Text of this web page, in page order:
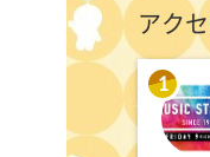
アク
1